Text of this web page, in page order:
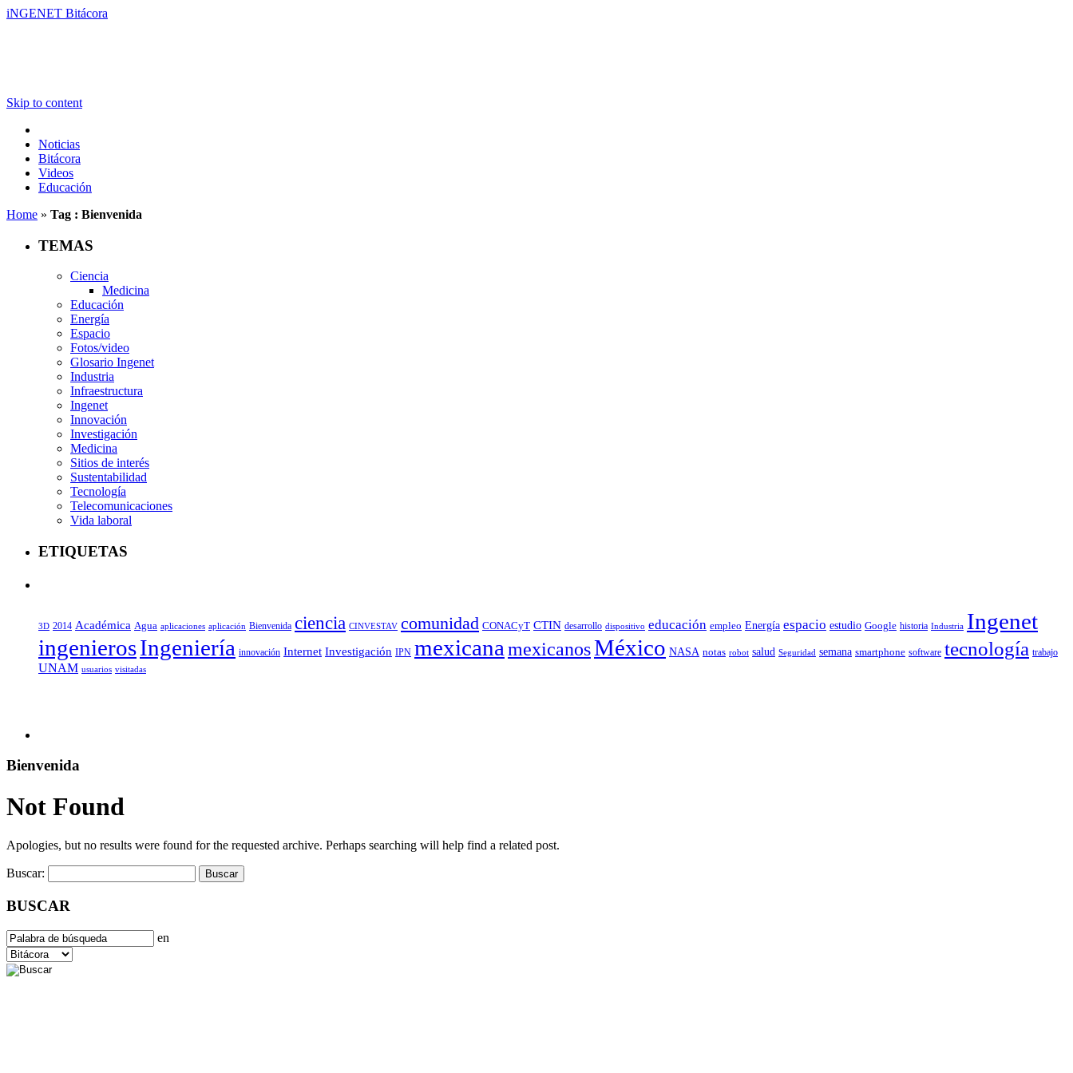
iNGENET Bitácora
Skip to content
Noticias
Bitácora
Videos
Educación
Home » Tag : Bienvenida
TEMAS
Ciencia
Medicina
Educación
Energía
Espacio
Fotos/video
Glosario Ingenet
Industria
Infraestructura
Ingenet
Innovación
Investigación
Medicina
Sitios de interés
Sustentabilidad
Tecnología
Telecomunicaciones
Vida laboral
ETIQUETAS
3D 2014 Académica Agua aplicaciones aplicación Bienvenida ciencia CINVESTAV comunidad CONACyT CTIN desarrollo dispositivo educación empleo Energía espacio estudio Google historia Industria Ingenet
ingenierosIngeniería innovación Internet Investigación IPN mexicana mexicanosMéxico NASA notas robot salud Seguridad semana smartphone software tecnología trabajo
UNAM usuarios visitadas
Bienvenida
Not Found
Apologies, but no results were found for the requested archive. Perhaps searching will help find a related post.
Buscar:
BUSCAR
en